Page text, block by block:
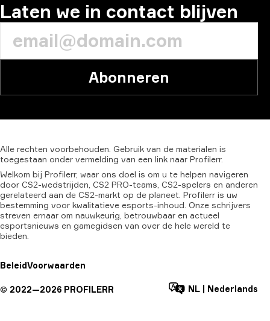
Laten we in contact blijven
Abonneren
Alle rechten voorbehouden. Gebruik van de materialen is
toegestaan onder vermelding van een link naar Profilerr.
Welkom bij Profilerr, waar ons doel is om u te helpen navigeren
door CS2-wedstrijden, CS2 PRO-teams, CS2-spelers en anderen
gerelateerd aan de CS2-markt op de planeet. Profilerr is uw
bestemming voor kwalitatieve esports-inhoud. Onze schrijvers
streven ernaar om nauwkeurig, betrouwbaar en actueel
esportsnieuws en gamegidsen van over de hele wereld te
bieden.
BeleidVoorwaarden
© 2022—2026 PROFILERR NL Nederlands